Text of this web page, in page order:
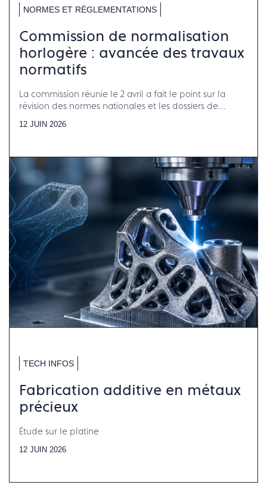
NORMES ET RÈGLEMENTATIONS
Commission de normalisation
horlogère : avancée des travaux
normatifs
La commission réunie le 2 avril a fait le point sur la
révision des normes nationales et les dossiers de
12 JUIN 2026
TECH INFOS
Fabrication additive en métaux
précieux
Étude sur le platine
12 JUIN 2026